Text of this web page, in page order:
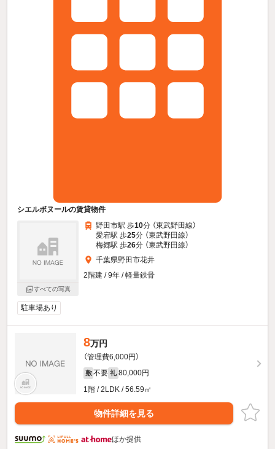
シエルボヌールの賃貸物件
すべての写真
野田市駅 歩10分 （東武野田線）
愛宕駅 歩25分 （東武野田線）
梅郷駅 歩26分 （東武野田線）
千葉県野田市花井
2階建 / 9年 / 軽量鉄骨
駐車場あり
8万円
（管理費6,000円）
敷 不要 礼 80,000円
1階 / 2LDK / 56.59㎡
物件詳細を見る
ほか提供